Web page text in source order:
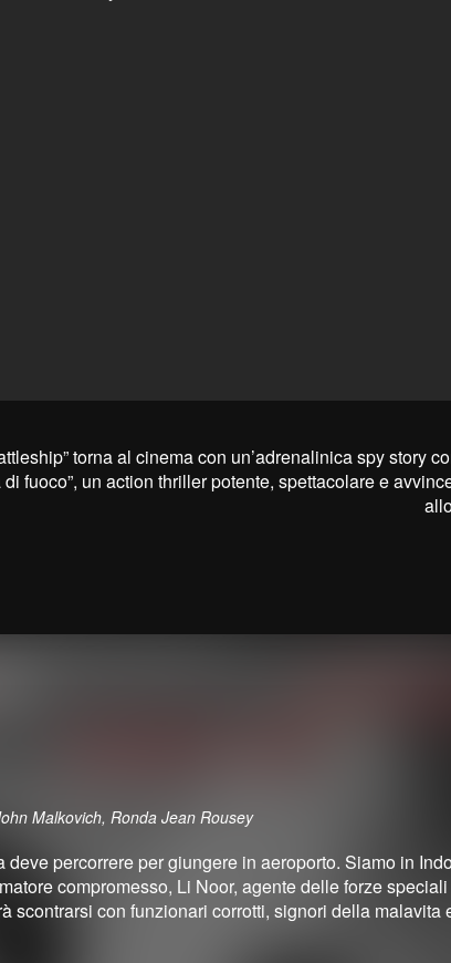
torna al cinema con un’adrenalinica spy story
fuoco”, un action thriller potente, spettacolare e
Malkovich, Ronda Jean Rousey
percorrere per giungere in aeroporto. Siamo in
compromesso, Li Noor, agente delle forze
scontrarsi con funzionari corrotti, signori della malavita